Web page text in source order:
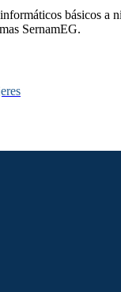
básicos
SernamEG.